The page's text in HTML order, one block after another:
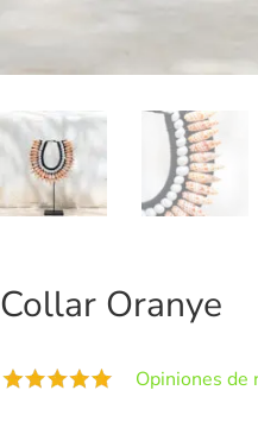
Collar Oranye
Opiniones de